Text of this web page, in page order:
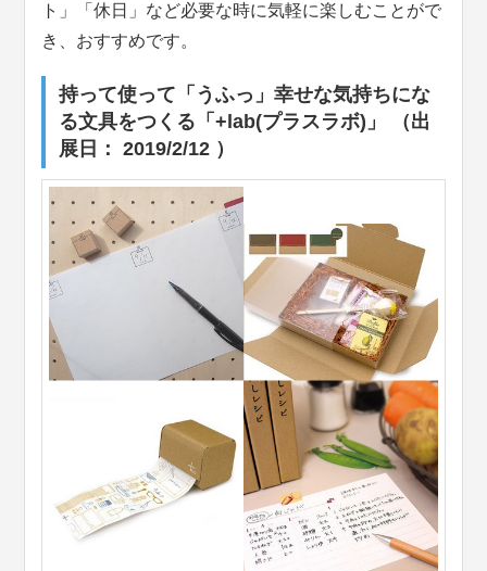
ト」「休日」など必要な時に気軽に楽しむことがで
き、おすすめです。
持って使って「うふっ」幸せな気持ちにな
る文具をつくる「+lab(プラスラボ)」 （出
展日： 2019/2/12 ）